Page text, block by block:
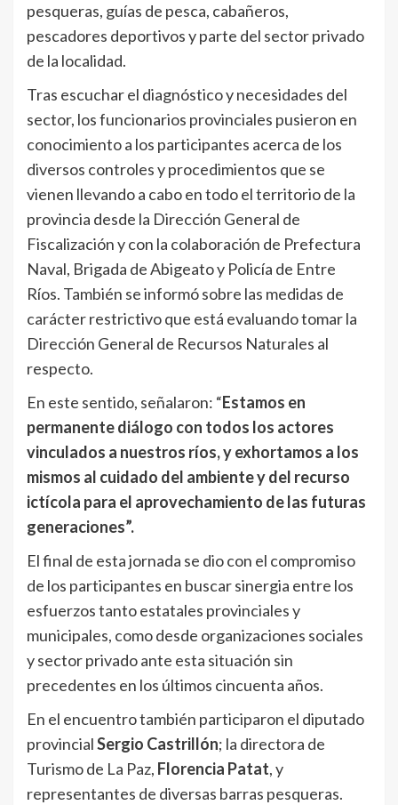
pesqueras, guías de pesca, cabañeros,
pescadores deportivos y parte del sector privado
de la localidad.
Tras escuchar el diagnóstico y necesidades del
sector, los funcionarios provinciales pusieron en
conocimiento a los participantes acerca de los
diversos controles y procedimientos que se
vienen llevando a cabo en todo el territorio de la
provincia desde la Dirección General de
Fiscalización y con la colaboración de Prefectura
Naval, Brigada de Abigeato y Policía de Entre
Ríos. También se informó sobre las medidas de
carácter restrictivo que está evaluando tomar la
Dirección General de Recursos Naturales al
respecto.
En este sentido, señalaron: “Estamos en
permanente diálogo con todos los actores
vinculados a nuestros ríos, y exhortamos a los
mismos al cuidado del ambiente y del recurso
ictícola para el aprovechamiento de las futuras
generaciones”.
El final de esta jornada se dio con el compromiso
de los participantes en buscar sinergia entre los
esfuerzos tanto estatales provinciales y
municipales, como desde organizaciones sociales
y sector privado ante esta situación sin
precedentes en los últimos cincuenta años.
En el encuentro también participaron el diputado
provincialSergio Castrillón; la directora de
Turismo de La Paz, Florencia Patat, y
representantes de diversas barras pesqueras.